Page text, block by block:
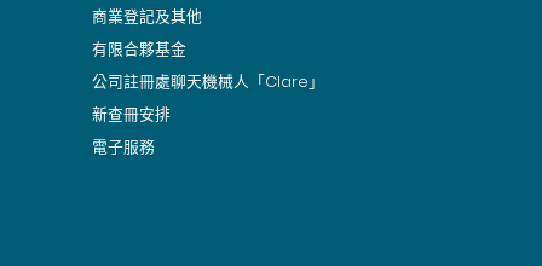
商業登記及其他
有限合夥基金
公司註冊處聊天機械人「Clare」
新查冊安排
電子服務